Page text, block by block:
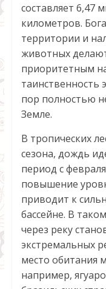
составляет 6,47
километров.
территории и
животных
приоритетным
таинственность
пор полностью
Земле.
В тропических
сезона, дождь
период с
повышение
приводит к
бассейне. В
через реку
экстремальных
место обитания
например,